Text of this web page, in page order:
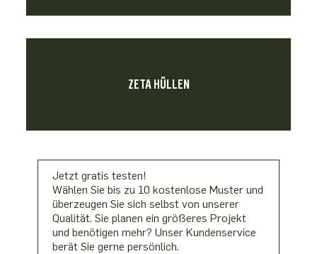
ZETA HÜLLEN
Jetzt gratis testen!
Wählen Sie bis zu 10 kostenlose Muster und
überzeugen Sie sich selbst von unserer
Qualität. Sie planen ein größeres Projekt
und benötigen mehr? Unser Kundenservice
berät Sie gerne persönlich.